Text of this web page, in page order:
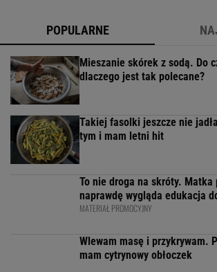
POPULARNE
Mieszanie skórek z sodą. Do
dlaczego jest tak polecane?
Takiej fasolki jeszcze nie
tym i mam letni hit
To nie droga na skróty.
naprawdę wygląda edukacja
MATERIAŁ PROMOCYJNY
Wlewam masę i przykrywam.
mam cytrynowy obłoczek